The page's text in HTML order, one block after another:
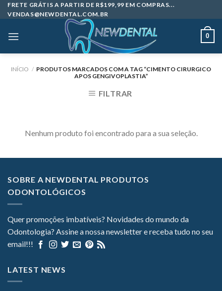
Skip
to
FRETE GRÁTIS A PARTIR DE R$199,99 EM COMPRAS...
VENDAS@NEWDENTAL.COM.BR
0
INÍCIO / PRODUTOS MARCADOS COM A TAG “CIMENTO CIRURGICO
APOS GENGIVOPLASTIA”
FILTRAR
Nenhum produto foi encontrado para a sua seleção.
SOBRE A NEWDENTAL PRODUTOS
ODONTOLÓGICOS
Quer promoções imbatíveis? Novidades do mundo da
Odontologia? Assine a nossa newsletter e receba tudo no seu
email!!!
LATEST NEWS